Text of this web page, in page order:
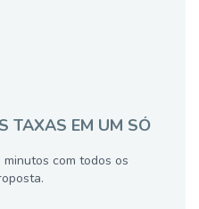
TAXAS EM UM SÓ
com todos os